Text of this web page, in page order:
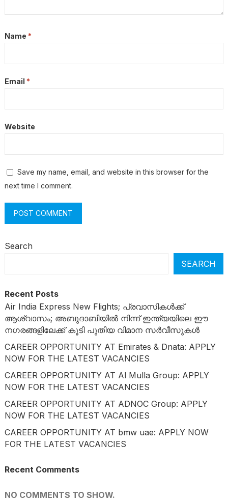
Name *
Email *
Website
Save my name, email, and website in this browser for the
next time I comment.
Search
SEARCH
Recent Posts
Air India Express New Flights; പ്രവാസികൾക്ക്
ആശ്വാസം; അബുദാബിയിൽ നിന്ന് ഇന്ത്യയിലെ ഈ
നഗരങ്ങളിലേക്ക് കൂടി പുതിയ വിമാന സർവീസുകൾ
CAREER OPPORTUNITY AT Emirates & Dnata: APPLY
NOW FOR THE LATEST VACANCIES
CAREER OPPORTUNITY AT Al Mulla Group: APPLY
NOW FOR THE LATEST VACANCIES
CAREER OPPORTUNITY AT ADNOC Group: APPLY
NOW FOR THE LATEST VACANCIES
CAREER OPPORTUNITY AT bmw uae: APPLY NOW
FOR THE LATEST VACANCIES
Recent Comments
NO COMMENTS TO SHOW.